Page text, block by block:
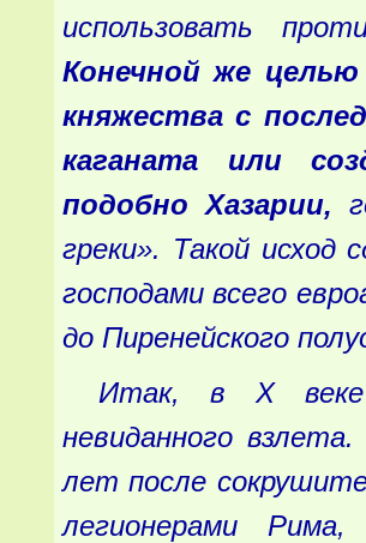
использовать
Конечной же целью
княжества с
каганата или
подобно Хазарии,
греки». Такойисход
господами всего
до Пиренейского
Итак, в Хвеке
невиданного взлета.
лет после
легионерами Рима,